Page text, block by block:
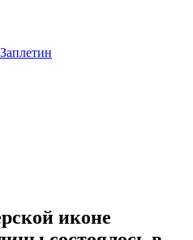
иконе